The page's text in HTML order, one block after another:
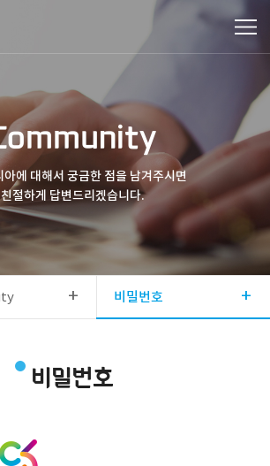
아에 대해서 궁금한 점을 남겨주시면
친절하게 답변드리겠습니다.
+ 비밀번호 +
비밀번호